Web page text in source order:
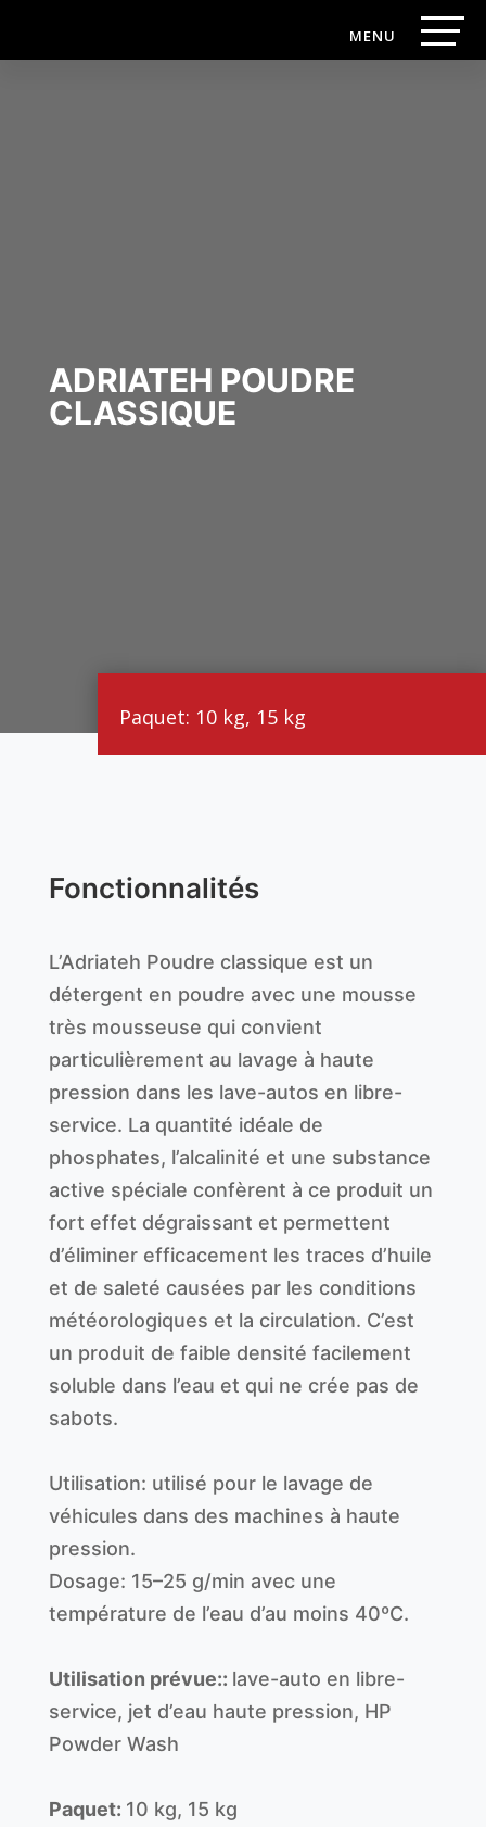
ADRIATEH POUDRE
CLASSIQUE
Paquet: 10 kg, 15 kg
Fonctionnalités
L’Adriateh Poudre classique est un
détergent en poudre avec une mousse
très mousseuse qui convient
particulièrement au lavage à haute
pression dans les lave-autos en libre-
service. La quantité idéale de
phosphates, l’alcalinité et une substance
active spéciale confèrent à ce produit un
fort effet dégraissant et permettent
d’éliminer efficacement les traces d’huile
et de saleté causées par les conditions
météorologiques et la circulation. C’est
un produit de faible densité facilement
soluble dans l’eau et qui ne crée pas de
sabots.
Utilisation: utilisé pour le lavage de
véhicules dans des machines à haute
pression.
Dosage: 15–25 g/min avec une
température de l’eau d’au moins 40ºC.
Utilisation prévue:: lave-auto en libre-
service, jet d’eau haute pression, HP
Powder Wash
Paquet: 10 kg, 15 kg